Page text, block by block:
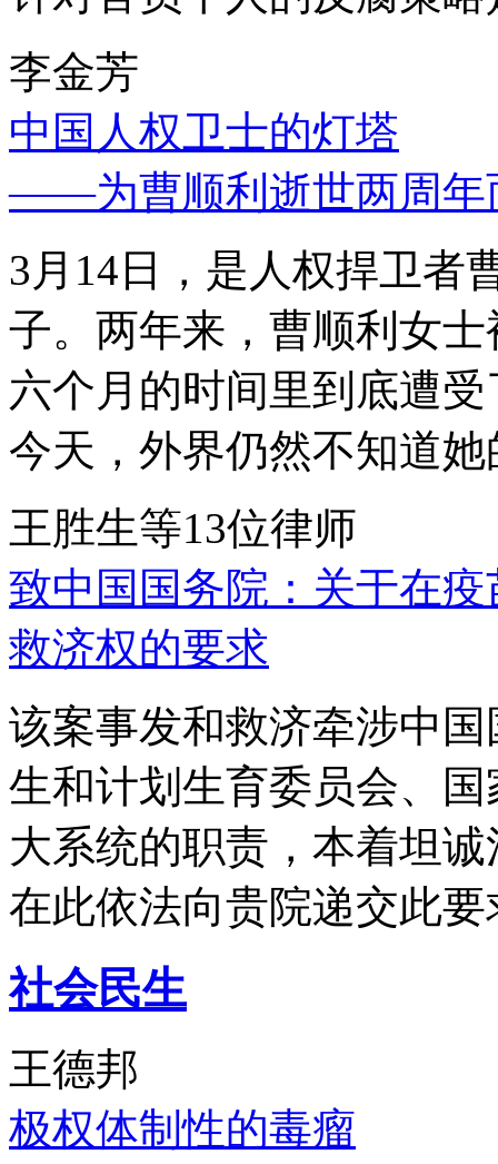
李金芳
中国人权卫士的灯塔
——为曹顺利逝世两周年
3月14日，是人权捍卫者
子。两年来，曹顺利女
六个月的时间里到底遭
今天，外界仍然不知道
王胜生等13位律师
致中国国务院：关于在
救济权的要求
该案事发和救济牵涉中
生和计划生育委员会、
大系统的职责，本着坦
在此依法向贵院递交此要
社会民生
王德邦
极权体制性的毒瘤